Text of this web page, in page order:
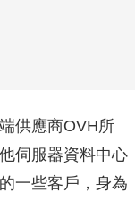
供應商OVH所
伺服器資料中心
一些客戶，身為